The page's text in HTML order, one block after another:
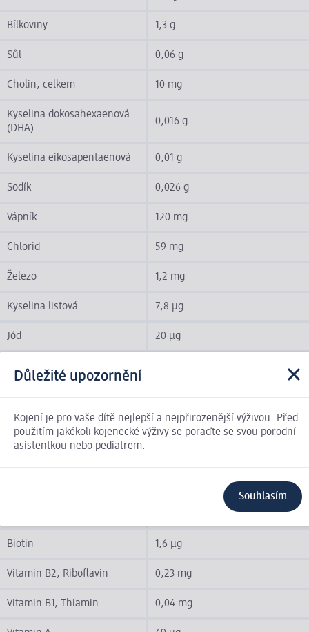
Bílkoviny 1,3 g
Sůl 0,06 g
Cholin, celkem 10 mg
Kyselina dokosahexaenová
(DHA)
0,016 g
Kyselina eikosapentaenová 0,01 g
Sodík 0,026 g
Vápník 120 mg
Chlorid 59 mg
Železo 1,2 mg
Kyselina listová 7,8 µg
Jód 20 µg
Draslík
Hořčík 10 mg
Niacin 0,25 mg
Biotin 1,6 µg
Vitamin B2, Riboflavin 0,23 mg
Vitamin B1, Thiamin 0,04 mg
Důležité upozornění
Kojení je pro vaše dítě nejlepší a nejpřirozenější výživou. Před
použitím jakékoli kojenecké výživy se poraďte se svou porodní
asistentkou nebo pediatrem.
Souhlasím